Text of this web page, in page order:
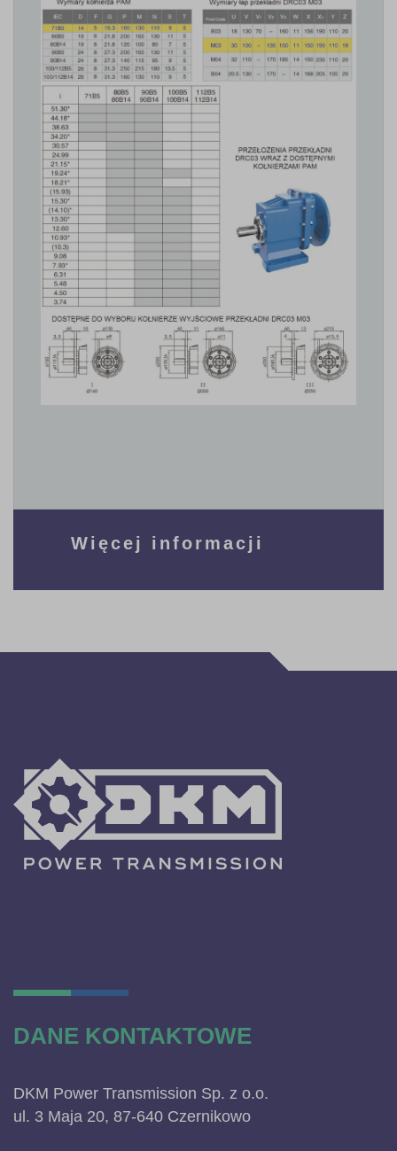
Więcej informacji
DANE KONTAKTOWE
DKM Power Transmission Sp. z o.o.
ul. 3 Maja 20, 87-640 Czernikowo